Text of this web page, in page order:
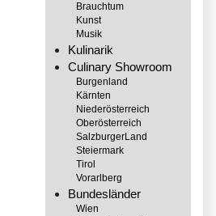
Brauchtum
Kunst
Musik
Kulinarik
Culinary Showroom
Burgenland
Kärnten
Niederösterreich
Oberösterreich
SalzburgerLand
Steiermark
Tirol
Vorarlberg
Bundesländer
Wien